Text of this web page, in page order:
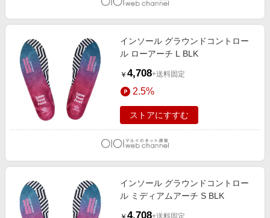
インソール グラウンドコントロー
ル ローアーチ L BLK
￥ 4,708+送料固定
2.5%
ストアにすすむ
インソール グラウンドコントロー
ル ミディアムアーチ S BLK
4,708+送料固定